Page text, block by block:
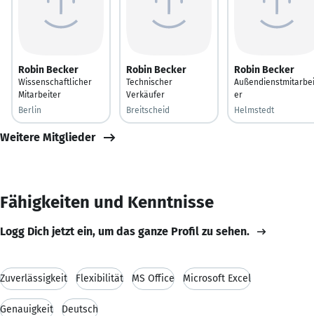
Robin Becker
Wissenschaftlicher
Mitarbeiter
Berlin
Robin Becker
Technischer
Verkäufer
Breitscheid
Robin Becker
er
Helmstedt
Weitere Mitglieder
Fähigkeiten und Kenntnisse
Logg Dich jetzt ein, um das ganze Profil zu sehen.
Zuverlässigkeit Flexibilität MS Office Microsoft Excel
Genauigkeit Deutsch